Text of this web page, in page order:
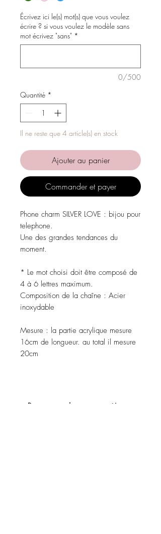
Écrivez ici le(s) mot(s) que vous voulez
écrire ? si vous voulez le modèle sans
mot écrivez "sans" *
0/500
Quantité *
Il ne reste que 4 article(s) en stock
Ajouter au panier
Commander et payer
Phone charm SILVER LOVE : bijou pour
telephone.
Une des grandes tendances du
moment.
* Le mot choisi doit être composé de
4 à 6 lettres maximum.
Composition de la chaîne : Acier
inoxydable
Mesure : la partie acrylique mesure
16cm de longueur. au total il mesure
20cm
Recevez des promotions